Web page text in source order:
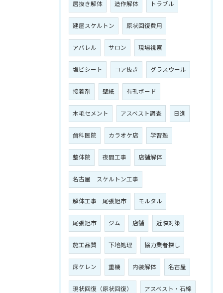
居抜き解体 造作解体 トラブル
建屋スケルトン 原状回復費用
アパレル サロン 現場視察
塩ビシート コア抜き グラスウール
接着剤 壁紙 有孔ボード
木毛セメント アスベスト調査 日進
歯科医院 カラオケ店 学習塾
整体院 夜間工事 店舗解体
名古屋 スケルトン工事
解体工事 尾張旭市 モルタル
尾張旭市 ジム 店舗 近隣対策
施工品質 下地処理 協力業者探し
床ケレン 重機 内装解体 名古屋
現状回復（原状回復） アスベスト・石綿